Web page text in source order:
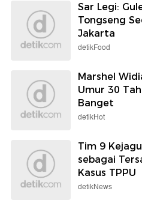
Sar Legi:
Tongseng
Jakarta
detikFood
Marshel
Umur 30
Banget
detikHot
Tim 9
sebagai
Kasus TPPU
detikNews